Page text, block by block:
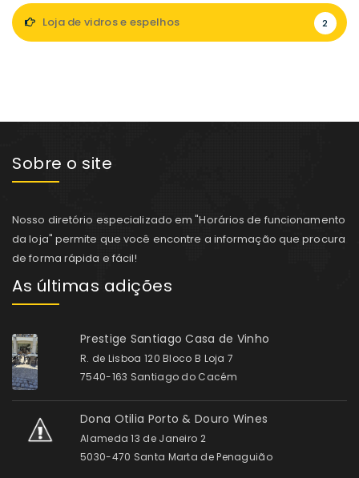
Loja de vidros e espelhos 2
Sobre o site
Nosso diretório especializado em "Horários de funcionamento
da loja" permite que você encontre a informação que procura
de forma rápida e fácil!
As últimas adições
Prestige Santiago Casa de Vinho
R. de Lisboa 120 Bloco B Loja 7
7540-163 Santiago do Cacém
Dona Otilia Porto & Douro Wines
Alameda 13 de Janeiro 2
5030-470 Santa Marta de Penaguião